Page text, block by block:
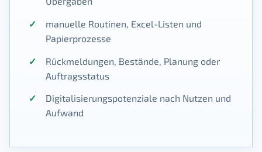
manuelle Routinen, Excel-Listen und
Papierprozesse
Rückmeldungen, Bestände, Planung oder
Auftragsstatus
Digitalisierungspotenziale nach Nutzen und
Aufwand